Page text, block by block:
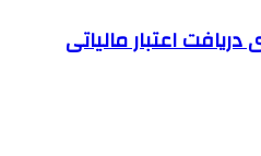
اعتبار مالیاتی